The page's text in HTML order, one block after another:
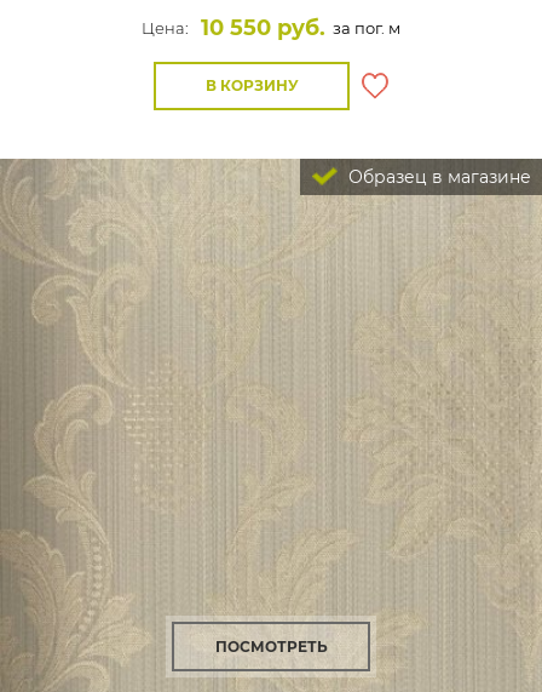
Цена:
10 550 руб. за пог. м
В КОРЗИНУ
Образец в магазине
ПОСМОТРЕТЬ